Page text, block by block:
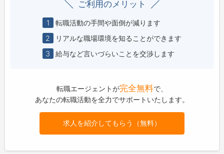
ご利用のメリット
1
転職活動の手間や面倒が減ります
2
リアルな職場環境を知ることができます
3
給与など言いづらいことを交渉します
転職エージェントが完全無料で、
あなたの転職活動を全力でサポートいたします。
求人を紹介してもらう（無料）